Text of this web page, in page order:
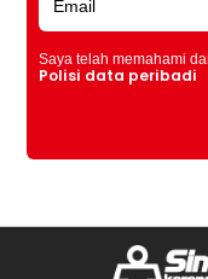
Saya telah memahami
Polisi data peribadi